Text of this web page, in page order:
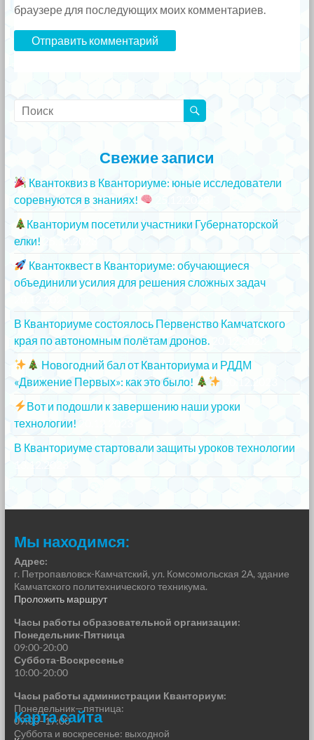
браузере для последующих моих комментариев.
Свежие записи
Квантоквиз в Кванториуме: юные исследователи
соревнуются в знаниях!
Кванториум посетили участники Губернаторской
елки!
Квантоквест в Кванториуме: обучающиеся
объединили усилия для решения сложных задач
В Кванториуме состоялось Первенство Камчатского
края по автономным полётам дронов.
Новогодний бал от Кванториума и РДДМ
«Движение Первых»: как это было!
Вот и подошли к завершению наши уроки
технологии!
В Кванториуме стартовали защиты уроков технологии
Мы находимся:
Адрес:
г. Петропавловск-Камчатский, ул. Комсомольская 2А, здание
Камчатского политехнического техникума.
Проложить маршрут
Часы работы образовательной организации:
Понедельник-Пятница
09:00-20:00
Суббота-Воскресенье
10:00-20:00
Часы работы администрации Кванториум:
Понедельник—пятница:
09:00–17:00
Суббота и воскресенье: выходной
Карта сайта